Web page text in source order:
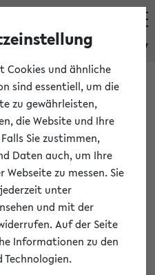
eKVV
an jetzt
gefunden!
innerhalb der nächsten 2
werden nur Termine,
Cookies und ähnliche
sind essentiell, um die
zu gewährleisten,
die Website und Ihre
Sie zustimmen,
Daten auch, um Ihre
zu messen. Sie
unter
und mit der
Auf der Seite
Informationen zu den
Technologien.